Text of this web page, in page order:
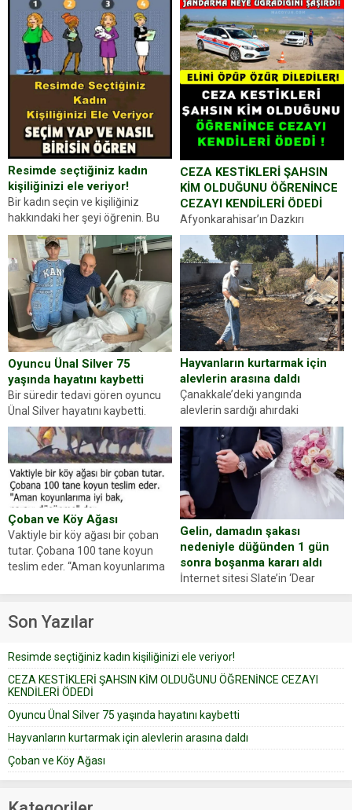
Resimde seçtiğiniz kadın
kişiliğinizi ele veriyor!
Bir kadın seçin ve kişiliğiniz
hakkındaki her şeyi öğrenin. Bu
kez karşınıza oldukça farklı bir
kişilik testiyle çıkıyoruz. Resimde
gördüğünüz kadın figürlerinden
dikkatinizi en...
CEZA KESTİKLERİ ŞAHSIN
KİM OLDUĞUNU ÖĞRENİNCE
CEZAYI KENDİLERİ ÖDEDİ
Afyonkarahisar’ın Dazkırı
ilçesinde trafik uygulaması
yapan jandarma ekipleri
durdurdukları bir otomobilin
sürücüsünden ehliyet ve ruhsat
sorup belgelerini istedi. Sürücü
Abdurrahman Ö.nün verdiği
evraklarda eksik olduğunu...
Oyuncu Ünal Silver 75
yaşında hayatını kaybetti
Bir süredir tedavi gören oyuncu
Ünal Silver hayatını kaybetti.
Haberi, oyuncunun menajerlik
ajansı duyurdu. Renda Güner,
sosyal medya hesabında “Usta
Oyuncumuz ve çok değerli
dostumuz...
Hayvanların kurtarmak için
alevlerin arasına daldı
Çanakkale’deki yangında
alevlerin sardığı ahırdaki
hayvanlarını kurtarmak isteyen
Zeki Demir (66) ölümden döndü.
Yüzünde ve ellerinde yanıklar
oluşan Demir, kâbus dolu anları
anlattı… Merkeze bağlı...
Çoban ve Köy Ağası
Vaktiyle bir köy ağası bir çoban
tutar. Çobana 100 tane koyun
teslim eder. “Aman koyunlarıma
Çoban koyunları alır gider. Aylar...
Gelin, damadın şakası
nedeniyle düğünden 1 gün
sonra boşanma kararı aldı
İnternet sitesi Slate’in ‘Dear
Prudence’ isimli tavsiye köşesine
yapıştırdığı için düğünden...
Son Yazılar
Resimde seçtiğiniz kadın kişiliğinizi ele veriyor!
CEZA KESTİKLERİ ŞAHSIN KİM OLDUĞUNU ÖĞRENİNCE CEZAYI
KENDİLERİ ÖDEDİ
Oyuncu Ünal Silver 75 yaşında hayatını kaybetti
Hayvanların kurtarmak için alevlerin arasına daldı
Çoban ve Köy Ağası